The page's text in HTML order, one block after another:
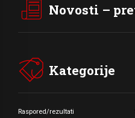
Novosti –
Kategorije
Raspored/rezultati